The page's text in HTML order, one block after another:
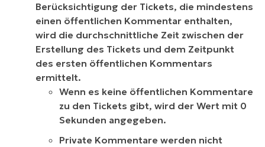
Berücksichtigung der Tickets, die mindestens
einen öffentlichen Kommentar enthalten,
wird die durchschnittliche Zeit zwischen der
Erstellung des Tickets und dem Zeitpunkt
des ersten öffentlichen Kommentars
ermittelt.
Wenn es keine öffentlichen Kommentare
zu den Tickets gibt, wird der Wert mit 0
Sekunden angegeben.
Private Kommentare werden nicht